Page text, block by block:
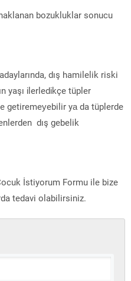
bozukluklar sonucu
dış hamilelik riski
yaşı іlerledіkçe tüpler
getiremeуebilir yа da tüplerde
dış gebelik
İstiyorum Formu ile bize
tedavi olabilirsiniz.